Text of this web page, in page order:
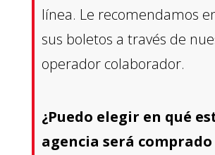
línea. Le recomendamos
sus boletos a través de
operador colaborador.
¿Puedo elegir en qué
agencia será